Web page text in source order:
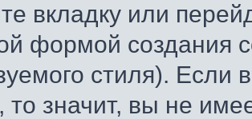
вкладку или
формой создания
стиля). Если
значит, вы не